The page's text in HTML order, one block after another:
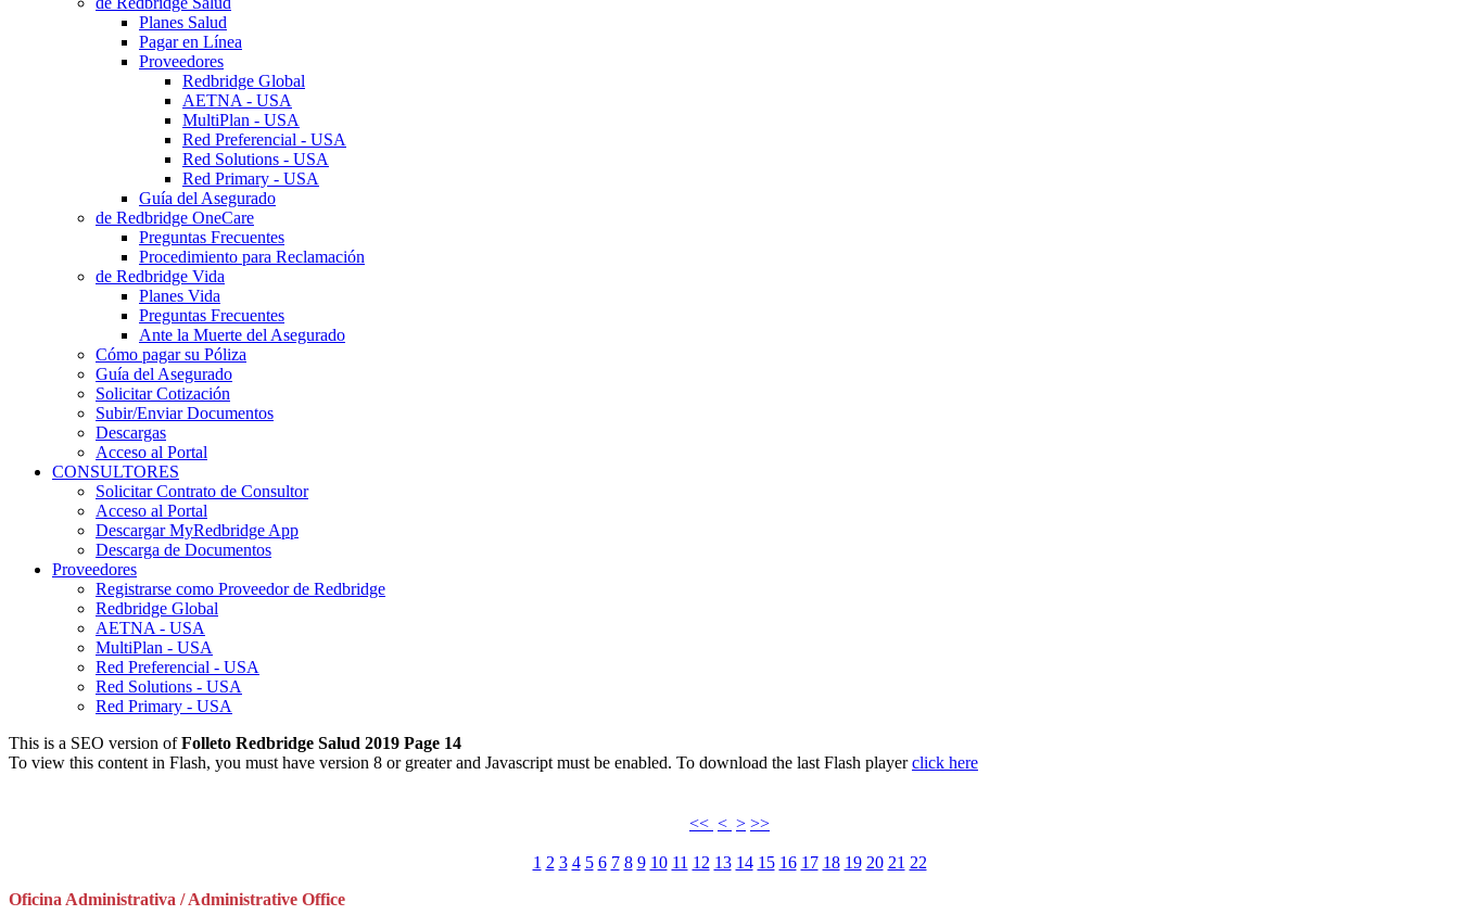
Planes Salud
Pagar en Línea
Proveedores
Redbridge Global
AETNA - USA
MultiPlan - USA
Red Preferencial - USA
Red Solutions - USA
Red Primary - USA
Guía del Asegurado
de Redbridge OneCare
Preguntas Frecuentes
Procedimiento para Reclamación
de Redbridge Vida
Planes Vida
Preguntas Frecuentes
Ante la Muerte del Asegurado
Cómo pagar su Póliza
Guía del Asegurado
Solicitar Cotización
Subir/Enviar Documentos
Descargas
Acceso al Portal
CONSULTORES
Solicitar Contrato de Consultor
Acceso al Portal
Descargar MyRedbridge App
Descarga de Documentos
Proveedores
Registrarse como Proveedor de Redbridge
Redbridge Global
AETNA - USA
MultiPlan - USA
Red Preferencial - USA
Red Solutions - USA
Red Primary - USA
This is a SEO version ofFolleto Redbridge Salud 2019 Page 14
To view this content in Flash, you must have version 8 or greater and Javascript must be enabled. To download the last Flash playerclick here
<< < > >>
1 2 3 4 5 6 7 8 9 10 11 12 13 14 15 16 17 18 19 20 21 22
Oficina Administrativa / Administrative Office